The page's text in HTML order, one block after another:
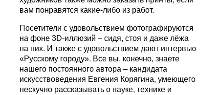
вам понравятся какие-либо из работ.
Посетители с удовольствием фотографируются
на фоне 3D-иллюзий – сидя, стоя и даже лёжа
на них. И также с удовольствием дают интервью
«Русскому городу». Все вы, конечно, знаете
нашего постоянного автора – кандидата
искусствоведения Евгения Корягина, умеющего
нескучно рассказывать о науке, технике и